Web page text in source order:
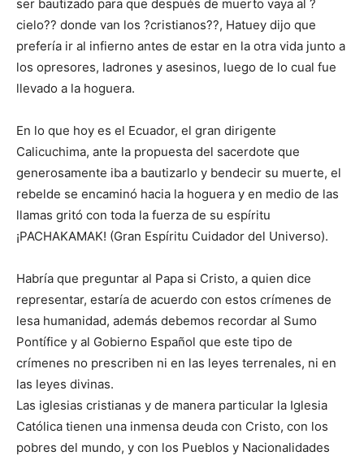
ser bautizado para que después de muerto vaya al ?
cielo?? donde van los ?cristianos??, Hatuey dijo que
prefería ir al infierno antes de estar en la otra vida junto a
los opresores, ladrones y asesinos, luego de lo cual fue
llevado a la hoguera.
En lo que hoy es el Ecuador, el gran dirigente
Calicuchima, ante la propuesta del sacerdote que
generosamente iba a bautizarlo y bendecir su muerte, el
rebelde se encaminó hacia la hoguera y en medio de las
llamas gritó con toda la fuerza de su espíritu
¡PACHAKAMAK! (Gran Espíritu Cuidador del Universo).
Habría que preguntar al Papa si Cristo, a quien dice
representar, estaría de acuerdo con estos crímenes de
lesa humanidad, además debemos recordar al Sumo
Pontífice y al Gobierno Español que este tipo de
crímenes no prescriben ni en las leyes terrenales, ni en
las leyes divinas.
Las iglesias cristianas y de manera particular la Iglesia
Católica tienen una inmensa deuda con Cristo, con los
pobres del mundo, y con los Pueblos y Nacionalidades